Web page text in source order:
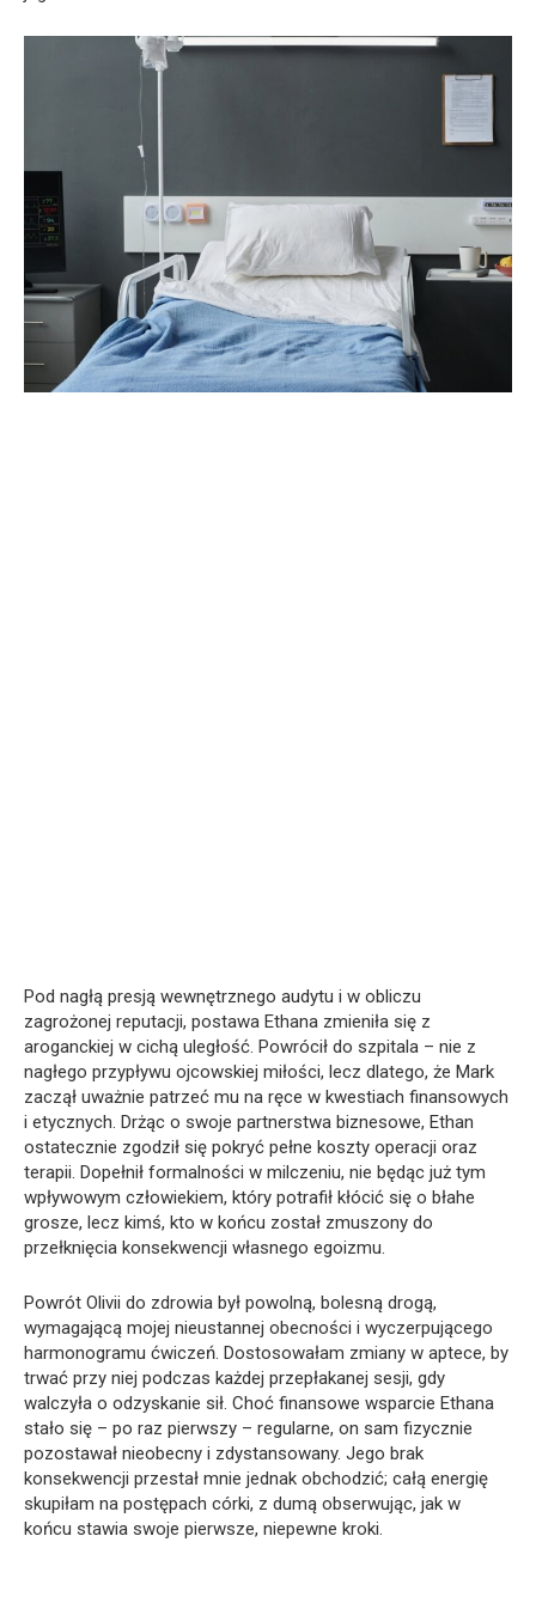
Pod nagłą presją wewnętrznego audytu i w obliczu
zagrożonej reputacji, postawa Ethana zmieniła się z
aroganckiej w cichą uległość. Powrócił do szpitala – nie z
nagłego przypływu ojcowskiej miłości, lecz dlatego, że Mark
zaczął uważnie patrzeć mu na ręce w kwestiach finansowych
i etycznych. Drżąc o swoje partnerstwa biznesowe, Ethan
ostatecznie zgodził się pokryć pełne koszty operacji oraz
terapii. Dopełnił formalności w milczeniu, nie będąc już tym
wpływowym człowiekiem, który potrafił kłócić się o błahe
grosze, lecz kimś, kto w końcu został zmuszony do
przełknięcia konsekwencji własnego egoizmu.
Powrót Olivii do zdrowia był powolną, bolesną drogą,
wymagającą mojej nieustannej obecności i wyczerpującego
harmonogramu ćwiczeń. Dostosowałam zmiany w aptece, by
trwać przy niej podczas każdej przepłakanej sesji, gdy
walczyła o odzyskanie sił. Choć finansowe wsparcie Ethana
stało się – po raz pierwszy – regularne, on sam fizycznie
pozostawał nieobecny i zdystansowany. Jego brak
konsekwencji przestał mnie jednak obchodzić; całą energię
skupiłam na postępach córki, z dumą obserwując, jak w
końcu stawia swoje pierwsze, niepewne kroki.